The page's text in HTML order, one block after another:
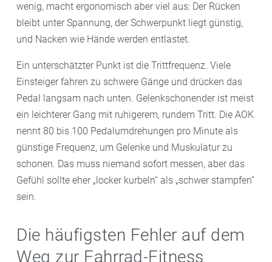
wenig, macht ergonomisch aber viel aus: Der Rücken
bleibt unter Spannung, der Schwerpunkt liegt günstig,
und Nacken wie Hände werden entlastet.
Ein unterschätzter Punkt ist die Trittfrequenz. Viele
Einsteiger fahren zu schwere Gänge und drücken das
Pedal langsam nach unten. Gelenkschonender ist meist
ein leichterer Gang mit ruhigerem, rundem Tritt. Die AOK
nennt 80 bis 100 Pedalumdrehungen pro Minute als
günstige Frequenz, um Gelenke und Muskulatur zu
schonen. Das muss niemand sofort messen, aber das
Gefühl sollte eher „locker kurbeln“ als „schwer stampfen“
sein.
Die häufigsten Fehler auf dem
Weg zur Fahrrad-Fitness